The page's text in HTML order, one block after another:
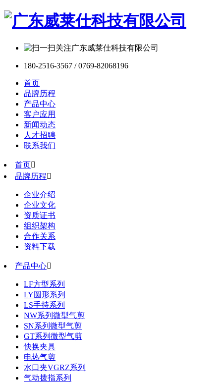
180-2516-3567 / 0769-82068196
首页
品牌历程
产品中心
客户应用
新闻动态
人才招聘
联系我们
首页
品牌历程
企业介绍
企业文化
资质证书
组织架构
合作关系
资料下载
产品中心
LF方型系列
LY圆形系列
LS手持系列
NW系列微型气剪
SN系列微型气剪
GT系列微型气剪
快换夹具
电热气剪
水口夹VGRZ系列
气动拨指系列